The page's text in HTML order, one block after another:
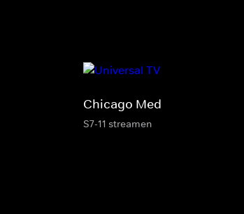
Chicago Med
S7-11 streamen